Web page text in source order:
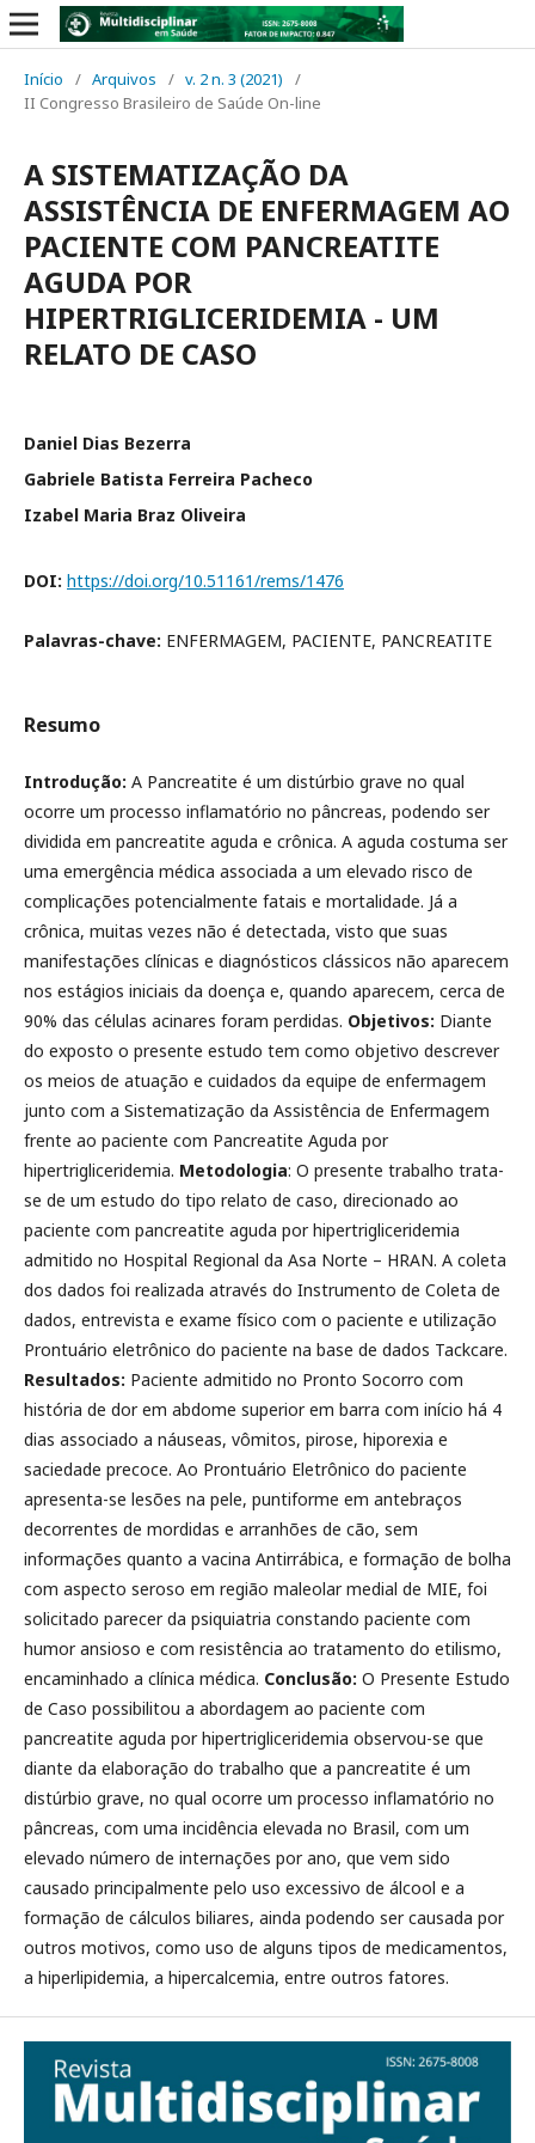
Início / Arquivos / v. 2 n. 3 (2021)
/
II Congresso Brasileiro de Saúde On-line
A SISTEMATIZAÇÃO DA
ASSISTÊNCIA DE ENFERMAGEM AO
PACIENTE COM PANCREATITE
AGUDA POR
HIPERTRIGLICERIDEMIA - UM
RELATO DE CASO
Daniel Dias Bezerra
Gabriele Batista Ferreira Pacheco
Izabel Maria Braz Oliveira
DOI: https://doi.org/10.51161/rems/1476
Palavras-chave: ENFERMAGEM, PACIENTE, PANCREATITE
Resumo
Introdução: A Pancreatite é um distúrbio grave no qual
ocorre um processo inflamatório no pâncreas, podendo ser
dividida em pancreatite aguda e crônica. A aguda costuma ser
uma emergência médica associada a um elevado risco de
complicações potencialmente fatais e mortalidade. Já a
crônica, muitas vezes não é detectada, visto que suas
manifestações clínicas e diagnósticos clássicos não aparecem
nos estágios iniciais da doença e, quando aparecem, cerca de
90% das células acinares foram perdidas. Objetivos: Diante
do exposto o presente estudo tem como objetivo descrever
os meios de atuação e cuidados da equipe de enfermagem
junto com a Sistematização da Assistência de Enfermagem
frente ao paciente com Pancreatite Aguda por
hipertrigliceridemia. Metodologia: O presente trabalho trata-
se de um estudo do tipo relato de caso, direcionado ao
paciente com pancreatite aguda por hipertrigliceridemia
admitido no Hospital Regional da Asa Norte – HRAN. A coleta
dos dados foi realizada através do Instrumento de Coleta de
dados, entrevista e exame físico com o paciente e utilização
Prontuário eletrônico do paciente na base de dados Tackcare.
Resultados: Paciente admitido no Pronto Socorro com
história de dor em abdome superior em barra com início há 4
dias associado a náuseas, vômitos, pirose, hiporexia e
saciedade precoce. Ao Prontuário Eletrônico do paciente
apresenta-se lesões na pele, puntiforme em antebraços
decorrentes de mordidas e arranhões de cão, sem
informações quanto a vacina Antirrábica, e formação de bolha
com aspecto seroso em região maleolar medial de MIE, foi
solicitado parecer da psiquiatria constando paciente com
humor ansioso e com resistência ao tratamento do etilismo,
encaminhado a clínica médica. Conclusão: O Presente Estudo
de Caso possibilitou a abordagem ao paciente com
pancreatite aguda por hipertrigliceridemia observou-se que
diante da elaboração do trabalho que a pancreatite é um
distúrbio grave, no qual ocorre um processo inflamatório no
pâncreas, com uma incidência elevada no Brasil, com um
elevado número de internações por ano, que vem sido
causado principalmente pelo uso excessivo de álcool e a
formação de cálculos biliares, ainda podendo ser causada por
outros motivos, como uso de alguns tipos de medicamentos,
a hiperlipidemia, a hipercalcemia, entre outros fatores.